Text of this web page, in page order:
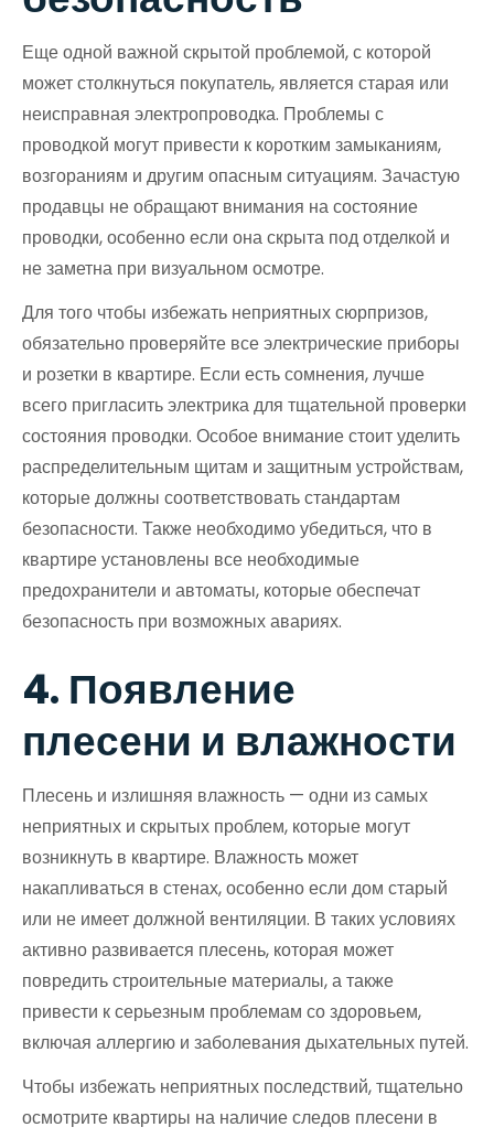
Еще одной важной скрытой проблемой, с которой
может столкнуться покупатель, является старая или
неисправная электропроводка. Проблемы с
проводкой могут привести к коротким замыканиям,
возгораниям и другим опасным ситуациям. Зачастую
продавцы не обращают внимания на состояние
проводки, особенно если она скрыта под отделкой и
не заметна при визуальном осмотре.
Для того чтобы избежать неприятных сюрпризов,
обязательно проверяйте все электрические приборы
и розетки в квартире. Если есть сомнения, лучше
всего пригласить электрика для тщательной проверки
состояния проводки. Особое внимание стоит уделить
распределительным щитам и защитным устройствам,
которые должны соответствовать стандартам
безопасности. Также необходимо убедиться, что в
квартире установлены все необходимые
предохранители и автоматы, которые обеспечат
безопасность при возможных авариях.
4. Появление
плесени и влажности
Плесень и излишняя влажность — одни из самых
неприятных и скрытых проблем, которые могут
возникнуть в квартире. Влажность может
накапливаться в стенах, особенно если дом старый
или не имеет должной вентиляции. В таких условиях
активно развивается плесень, которая может
повредить строительные материалы, а также
привести к серьезным проблемам со здоровьем,
включая аллергию и заболевания дыхательных путей.
Чтобы избежать неприятных последствий, тщательно
осмотрите квартиры на наличие следов плесени в